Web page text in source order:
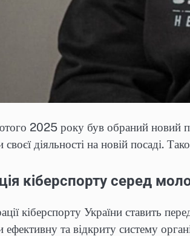
2025 року був обраний новий
діяльності на новій посаді.
кіберспорту серед
кіберспорту України ставить
та відкриту систему